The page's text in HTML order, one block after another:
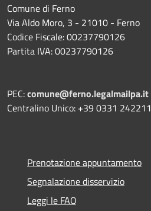
Comune di Ferno
Via Aldo Moro, 3 - 21010 - Ferno
Codice Fiscale: 00237790126
Partita IVA: 00237790126
PEC:comune@ferno.legalmailpa.it
Centralino Unico: +39 0331 242211
Prenotazione appuntamento
Segnalazione disservizio
Leggi le FAQ